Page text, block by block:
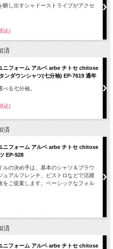
醸し出すシャドーストライプがアクセ
込)
済
ニフォーム アルベ arbe チトセ chitose
ンダウンシャツ(七分袖) EP-7619 通年
べる七分袖。
込)
済
ニフォーム アルベ arbe チトセ chitose
EP-928
ルの決め手は、基本のシャツ＆ブラウ
ュアルフレンチ、ビストロなどで活躍
をご提案します。ベーシックなフォル
済
ニフォーム アルベ arbe チトセ chitose